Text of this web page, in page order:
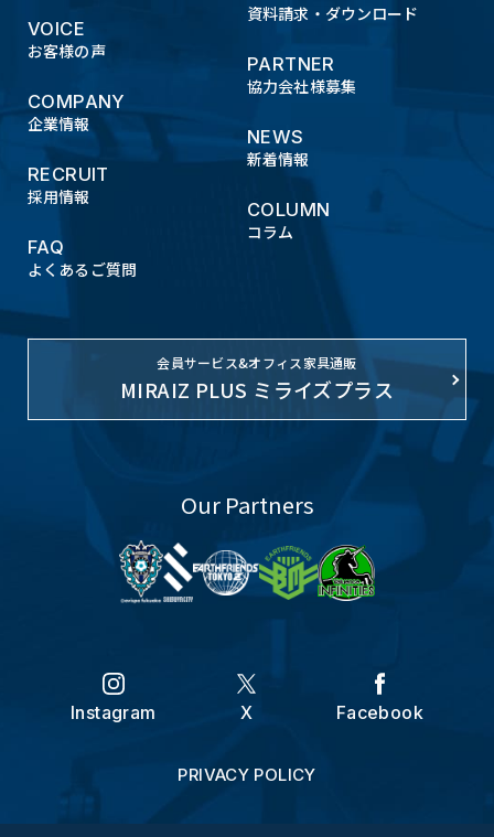
VOICE
お客様の声
COMPANY
企業情報
RECRUIT
採用情報
FAQ
よくあるご質問
資料請求・ダウンロード
PARTNER
協力会社様募集
NEWS
新着情報
COLUMN
コラム
会員サービス&オフィス家具通販
MIRAIZ PLUS ミライズプラス
Our Partners
Instagram X Facebook
PRIVACY POLICY